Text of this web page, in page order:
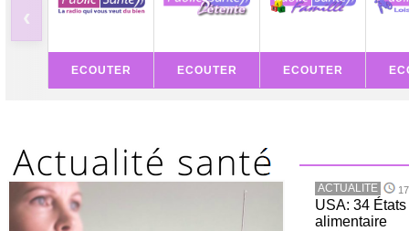
‹
ECOUTER ECOUTER ECOUTER
ACTUALITE
USA: 34
alimentaire